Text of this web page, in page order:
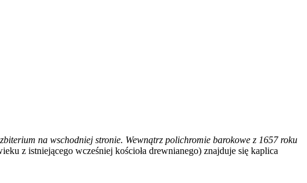
na wschodniej stronie. Wewnątrz polichromie barokowe z 1657 roku
z istniejącego wcześniej kościoła drewnianego) znajduje się kaplica